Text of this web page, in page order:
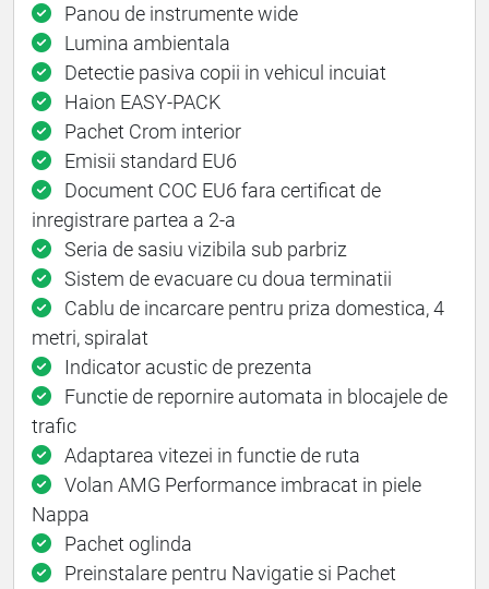
Panou de instrumente wide
Lumina ambientala
Detectie pasiva copii in vehicul incuiat
Haion EASY-PACK
Pachet Crom interior
Emisii standard EU6
Document COC EU6 fara certificat de
inregistrare partea a 2-a
Seria de sasiu vizibila sub parbriz
Sistem de evacuare cu doua terminatii
Cablu de incarcare pentru priza domestica, 4
metri, spiralat
Indicator acustic de prezenta
Functie de repornire automata in blocajele de
trafic
Adaptarea vitezei in functie de ruta
Volan AMG Performance imbracat in piele
Nappa
Pachet oglinda
Preinstalare pentru Navigatie si Pachet